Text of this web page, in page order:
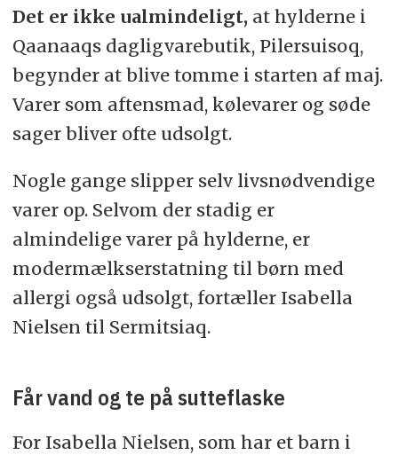
Det er ikke ualmindeligt, at hylderne i
Qaanaaqs dagligvarebutik, Pilersuisoq,
begynder at blive tomme i starten af maj.
Varer som aftensmad, kølevarer og søde
sager bliver ofte udsolgt.
Nogle gange slipper selv livsnødvendige
varer op. Selvom der stadig er
almindelige varer på hylderne, er
modermælkserstatning til børn med
allergi også udsolgt, fortæller Isabella
Nielsen til Sermitsiaq.
Får vand og te på sutteflaske
For Isabella Nielsen, som har et barn i